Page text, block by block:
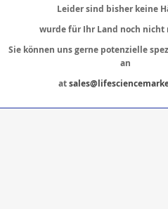
Leider sind bisher keine
wurde für Ihr Land noch nicht
Sie können uns gerne potenzielle
an
at